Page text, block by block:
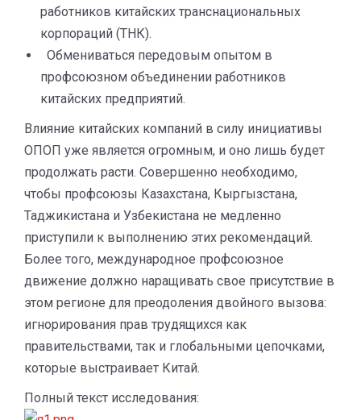
работников китайских транснациональных
корпораций (ТНК).
Обмениваться передовым опытом в
профсоюзном объединении работников
китайских предприятий.
Влияние китайских компаний в силу инициативы
ОПОП уже является огромным, и оно лишь будет
продолжать расти. Совершенно необходимо,
чтобы профсоюзы Казахстана, Кыргызстана,
Таджикистана и Узбекистана не медленно
приступили к выполнению этих рекомендаций.
Более того, международное профсоюзное
движение должно наращивать свое присутствие в
этом регионе для преодоления двойного вызова:
игнорирования прав трудящихся как
правительствами, так и глобальными цепочками,
которые выстраивает Китай.
Полный текст исследования: